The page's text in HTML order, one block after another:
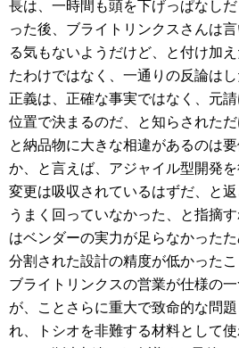
長は、一時間も頭を下げっぱなし
った後、ブライトリンクスさんは
る気もないようだけど、と付け加
たわけではなく、一通りの反論は
正義は、正確な事実ではなく、元
位置で決まるのだ、と知らされた
と納品物に大きな相違があるのは
か、と言えば、アジャイル型開発
変更は吸収されているはずだ、と
うまく回っていなかった、と指摘
はベンダーの実力が足らなかったた
分割された設計の精度が低かったこ
ブライトリンクスの営業が仕様の
が、ことさらに重大で致命的な問
れ、トシオを非難する材料として使